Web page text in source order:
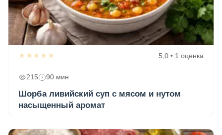
★★★★★ 5,0 • 1 оценка
215 90 мин
Шорба ливийский суп с мясом и нутом
насыщенный аромат